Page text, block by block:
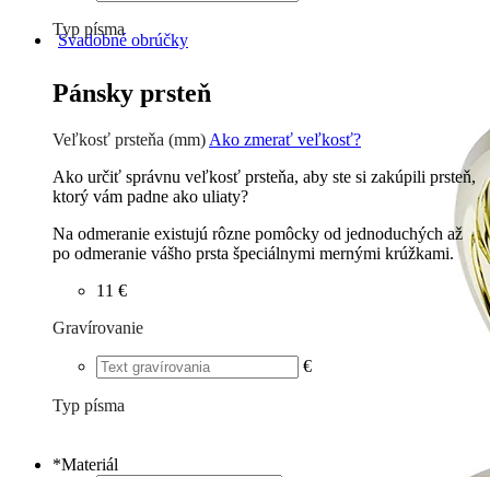
Svadobné obrúčky
Typ písma
Pánsky prsteň
Veľkosť prsteňa (mm) Ako zmerať veľkosť?
Ako určiť správnu veľkosť prsteňa, aby ste si zakúpili prsteň,
ktorý vám padne ako uliaty?
Na odmeranie existujú rôzne pomôcky od jednoduchých až
po odmeranie vášho prsta špeciálnymi mernými krúžkami.
11 €
Gravírovanie
€
Typ písma
*Materiál